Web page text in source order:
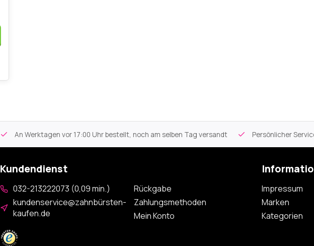
An Werktagen vor 17:00 Uhr bestellt, noch am selben Tag versandt Persönlicher
Kundendienst
032-213222073 (0,09 min.)
kundenservice@zahnbürsten-
kaufen.de
Rückgabe
Zahlungsmethoden
Mein Konto
Impressum
Marken
Kategorien